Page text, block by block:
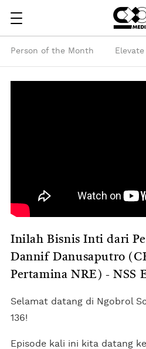
Person of the Month
Inilah Bisnis Inti dari
Dannif Danusaputro
Pertamina NRE) - NSS
Selamat datang di Ngobrol
136!
Episode kali ini kita datang